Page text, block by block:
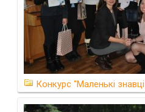
Конкурс "Маленькі